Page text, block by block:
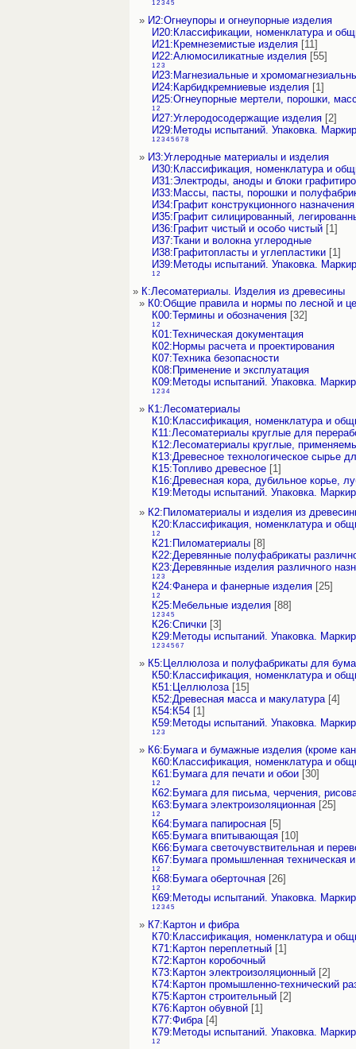
1 2 3 4 5
» И2:Огнеупоры и огнеупорные изделия
И20:Классификации, номенклатура и
И21:Кремнеземистые изделия [11]
И22:Алюмосиликатные изделия [55]
1 2 3
И23:Магнезиальные и
И24:Карбидкремниевые изделия [1]
И25:Огнеупорные мертели, порошки,
1 2
И27:Углеродосодержащие изделия [2]
И29:Методы испытаний. Упаковка.
1 2 3 4 5 6 7 8
» И3:Углеродные материалы и изделия
И30:Классификация, номенклатура и
И31:Электроды, аноды и блоки
И33:Массы, пасты, порошки и
И34:Графит конструкционного
И35:Графит силицированный,
И36:Графит чистый и особо чистый [1]
И37:Ткани и волокна углеродные
И38:Графитопласты и углепластики [1]
И39:Методы испытаний. Упаковка.
1 2
» К:Лесоматериалы. Изделия из древесины
» К0:Общие правила и нормы по лесной и
К00:Термины и обозначения [32]
1 2
К01:Техническая документация
К02:Нормы расчета и проектирования
К07:Техника безопасности
К08:Применение и эксплуатация
К09:Методы испытаний. Упаковка.
1 2 3 4
» К1:Лесоматериалы
К10:Классификация, номенклатура и
К11:Лесоматериалы круглые для
К12:Лесоматериалы круглые,
К13:Древесное технологическое сырье
К15:Топливо древесное [1]
К16:Древесная кора, дубильное корье,
К19:Методы испытаний. Упаковка.
» К2:Пиломатериалы и изделия из
К20:Классификация, номенклатура и
1 2
К21:Пиломатериалы [8]
К22:Деревянные полуфабрикаты
К23:Деревянные изделия различного
1 2 3
К24:Фанера и фанерные изделия [25]
1 2
К25:Мебельные изделия [88]
1 2 3 4 5
К26:Спички [3]
К29:Методы испытаний. Упаковка.
1 2 3 4 5 6 7
» К5:Целлюлоза и полуфабрикаты для
К50:Классификация, номенклатура и
К51:Целлюлоза[15]
К52:Древесная масса и макулатура[4]
К54:К54 [1]
К59:Методы испытаний. Упаковка.
1 2 3
» К6:Бумага и бумажные изделия (кроме
К60:Классификация, номенклатура и
К61:Бумага для печати и обои [30]
1 2
К62:Бумага для письма, черчения,
К63:Бумага электроизоляционная [25]
1 2
К64:Бумага папиросная [5]
К65:Бумага впитывающая [10]
К66:Бумага светочувствительная и
К67:Бумага промышленная техническая
1 2
К68:Бумага оберточная [26]
1 2
К69:Методы испытаний. Упаковка.
1 2 3 4 5
» К7:Картон и фибра
К70:Классификация, номенклатура и
К71:Картон переплетный [1]
К72:Картон коробочный
К73:Картон электроизоляционный [2]
К74:Картон промышленно-технический
К75:Картон строительный [2]
К76:Картон обувной [1]
К77:Фибра[4]
К79:Методы испытаний. Упаковка.
1 2